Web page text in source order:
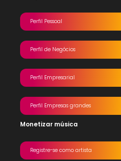
Perfil Pessoal
Perfil de Negócios
Perfil Empresarial
Perfil Empresas grandes
Monetizar música
Registre-se como artista